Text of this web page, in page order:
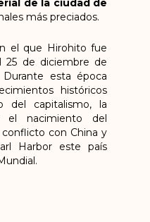
de la ciudad de
más preciados.
el que Hirohito fue
25 de diciembre de
esta época
históricos
del capitalismo, la
el nacimiento del
con China y
Harbor este país